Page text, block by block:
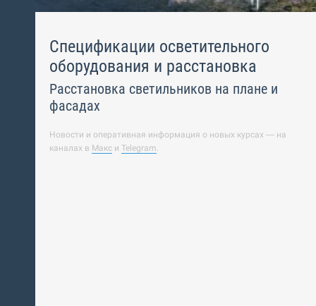
Спецификации осветительного
оборудования и расстановка
Расстановка светильников на плане и
фасадах
Новости и оперативная информация о новых курсах — на
каналах в Макс и Telegram.